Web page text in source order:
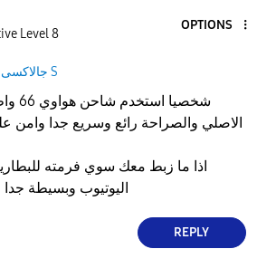
Level 8
OPTIONS
جالاكسى S
الاصلي والصراحة رائع وسريع جدا وامن
اذا ما زبط معك سوي فرمته
اليوتيوب وبسيطة
REPLY